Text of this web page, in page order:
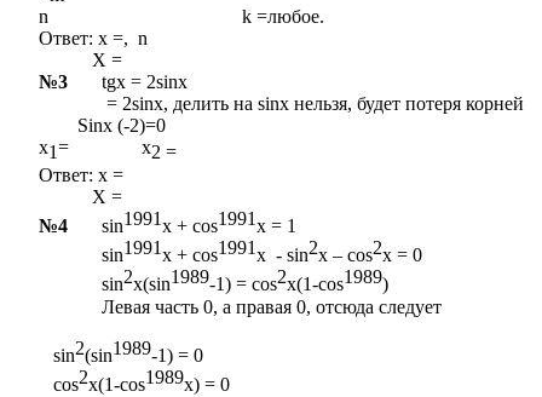
n k =любое.
Ответ: х =, n
X =
№3 tgx = 2sinx
= 2sinx, делить на sinx нельзя, будет потеря корней
Sinx (-2)=0
x1= x2 =
Ответ: x =
X =
№4 sin1991x + cos1991x = 1
sin1991x + cos1991x - sin2x – cos2x = 0
sin2x(sin1989-1) = cos2x(1-cos1989)
Левая часть 0, а правая 0, отсюда следует
sin2(sin1989-1) = 0
cos2x(1-cos1989x) = 0